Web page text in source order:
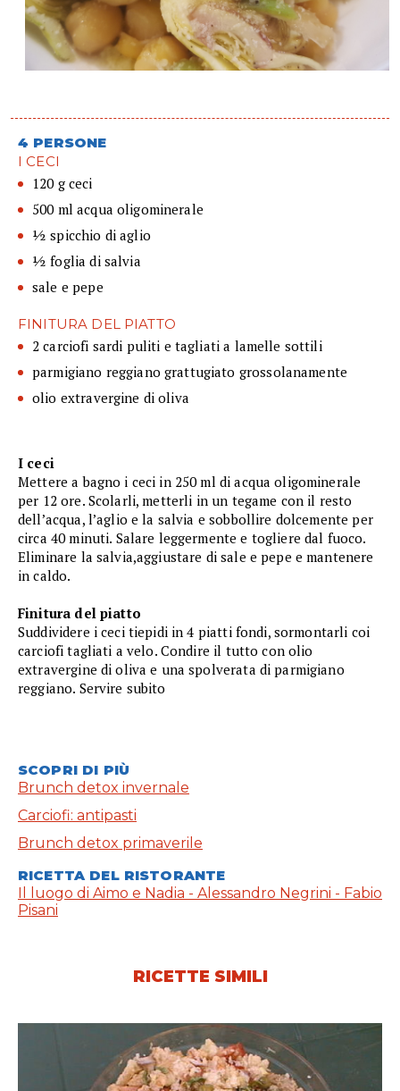
4 PERSONE
I CECI
120 g ceci
500 ml acqua oligominerale
½ spicchio di aglio
½ foglia di salvia
sale e pepe
FINITURA DEL PIATTO
2 carciofi sardi puliti e tagliati a lamelle sottili
parmigiano reggiano grattugiato grossolanamente
olio extravergine di oliva
I ceci
Mettere a bagno i ceci in 250 ml di acqua oligominerale
per 12 ore. Scolarli, metterli in un tegame con il resto
dell’acqua, l’aglio e la salvia e sobbollire dolcemente per
circa 40 minuti. Salare leggermente e togliere dal fuoco.
Eliminare la salvia,aggiustare di sale e pepe e mantenere
in caldo.
Finitura del piatto
Suddividere i ceci tiepidi in 4 piatti fondi, sormontarli coi
carciofi tagliati a velo. Condire il tutto con olio
extravergine di oliva e una spolverata di parmigiano
reggiano. Servire subito
SCOPRI DI PIÙ
Brunch detox invernale
Carciofi: antipasti
Brunch detox primaverile
RICETTA DEL RISTORANTE
Il luogo di Aimo e Nadia - Alessandro Negrini - Fabio
Pisani
RICETTE SIMILI